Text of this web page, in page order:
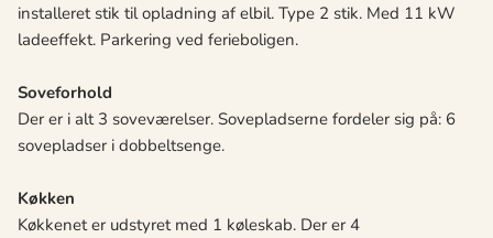
installeret stik til opladning af elbil. Type 2 stik. Med 11 kW
ladeeffekt. Parkering ved ferieboligen.
Soveforhold
Der er i alt 3 soveværelser. Sovepladserne fordeler sig på: 6
sovepladser i dobbeltsenge.
Køkken
Køkkenet er udstyret med 1 køleskab. Der er 4